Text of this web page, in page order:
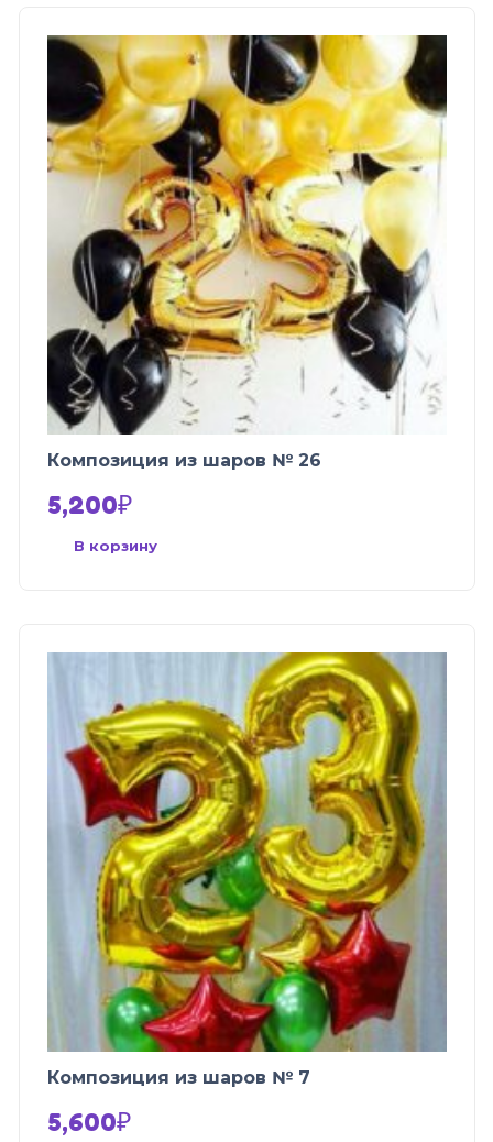
Композиция из шаров № 26
5,200₽
В корзину
Композиция из шаров № 7
5,600₽